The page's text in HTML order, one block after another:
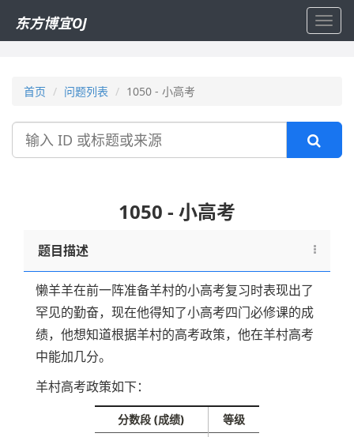
东方博宜OJ
首页 问题列表 1050 - 小高考
搜
1050 - 小高考
题目描述
懒羊羊在前一阵准备羊村的小高考复习时表现出了
罕见的勤奋，现在他得知了小高考四门必修课的成
绩，他想知道根据羊村的高考政策，他在羊村高考
中能加几分。
羊村高考政策如下：
分数段 (成绩)
等级